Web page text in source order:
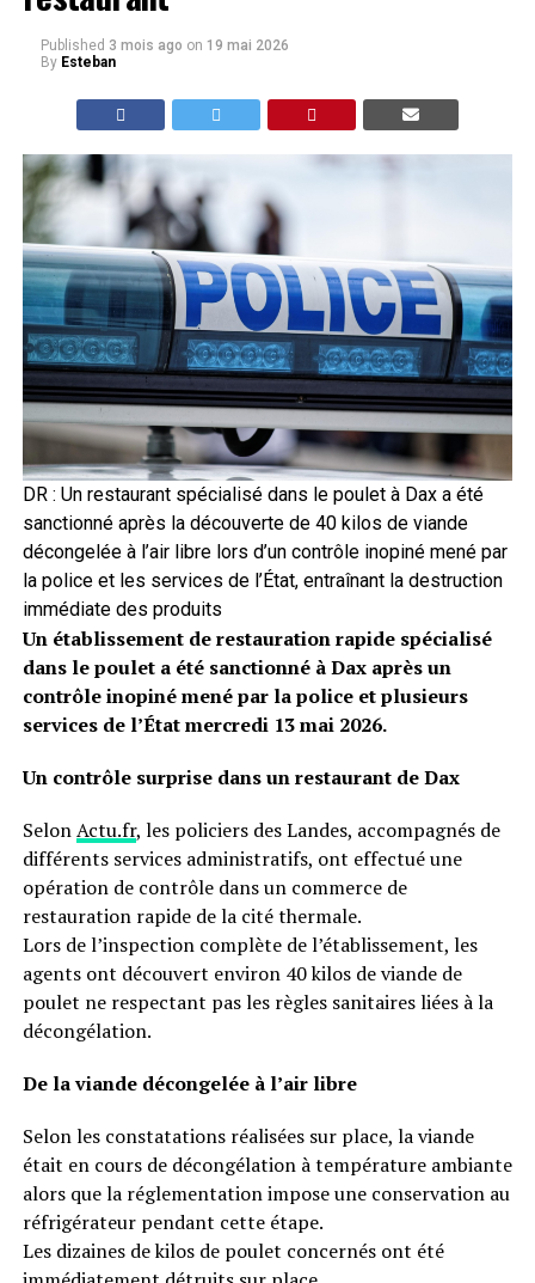
Published 3 mois ago on 19 mai 2026
By Esteban
DR : Un restaurant spécialisé dans le poulet à Dax a été
sanctionné après la découverte de 40 kilos de viande
décongelée à l’air libre lors d’un contrôle inopiné mené par
la police et les services de l’État, entraînant la destruction
immédiate des produits
Un établissement de restauration rapide spécialisé
dans le poulet a été sanctionné à Dax après un
contrôle inopiné mené par la police et plusieurs
services de l’État mercredi 13 mai 2026.
Un contrôle surprise dans un restaurant de Dax
SelonActu.fr, les policiers des Landes, accompagnés de
différents services administratifs, ont effectué une
opération de contrôle dans un commerce de
restauration rapide de la cité thermale.
Lors de l’inspection complète de l’établissement, les
agents ont découvert environ 40 kilos de viande de
poulet ne respectant pas les règles sanitaires liées à la
décongélation.
De la viande décongelée à l’air libre
Selon les constatations réalisées sur place, la viande
était en cours de décongélation à température ambiante
alors que la réglementation impose une conservation au
réfrigérateur pendant cette étape.
Les dizaines de kilos de poulet concernés ont été